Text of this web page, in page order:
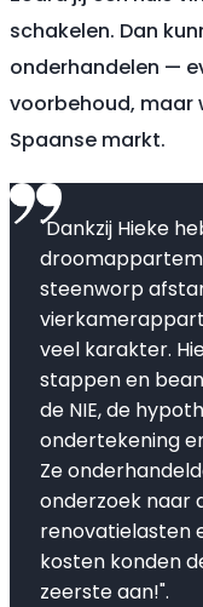
schakelen. Dan
onderhandelen —
voorbehoud, maar
Spaanse markt.
"Dankzij Hieke
steenworp
veel karakter.
stappen en
de NIE, de
ondertekening
Ze
onderzoek naar
renovatielasten
kosten konden
zeerste aan!".